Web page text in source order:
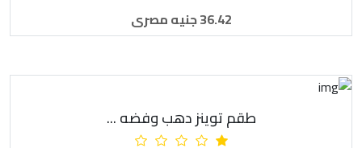
36.42 جنيه مصرى
أضف للطلبية
طقم توينز دهب وفضه ...